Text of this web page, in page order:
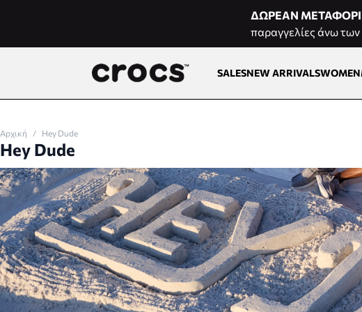
ΔΩΡΕΑΝ
παραγγελίες άνω
SALESNEW ARRIVALSWOMEN
Αρχική / Hey Dude
Hey Dude